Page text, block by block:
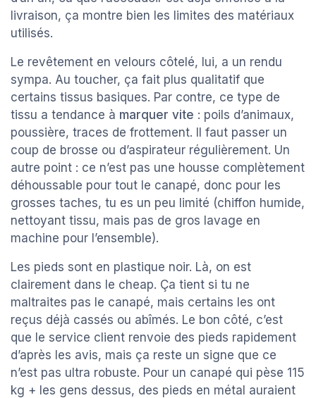
livraison, ça montre bien les limites des matériaux
utilisés.
Le revêtement en velours côtelé, lui, a un rendu
sympa. Au toucher, ça fait plus qualitatif que
certains tissus basiques. Par contre, ce type de
tissu a tendance à marquer vite : poils d’animaux,
poussière, traces de frottement. Il faut passer un
coup de brosse ou d’aspirateur régulièrement. Un
autre point : ce n’est pas une housse complètement
déhoussable pour tout le canapé, donc pour les
grosses taches, tu es un peu limité (chiffon humide,
nettoyant tissu, mais pas de gros lavage en
machine pour l’ensemble).
Les pieds sont en plastique noir. Là, on est
clairement dans le cheap. Ça tient si tu ne
maltraites pas le canapé, mais certains les ont
reçus déjà cassés ou abîmés. Le bon côté, c’est
que le service client renvoie des pieds rapidement
d’après les avis, mais ça reste un signe que ce
n’est pas ultra robuste. Pour un canapé qui pèse 115
kg + les gens dessus, des pieds en métal auraient